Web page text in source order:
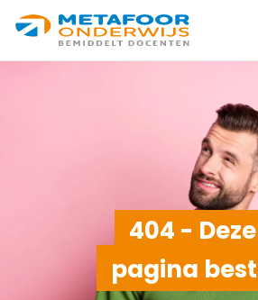
Metafoor
Onderwijs
404 - Deze
pagina